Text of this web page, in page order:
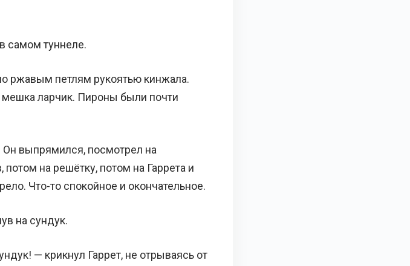
самом туннеле.
ржавым петлям рукоятью кинжала.
мешка ларчик. Пироны были почти
Он выпрямился, посмотрел на
на решётку, потом на Гаррета и
Что-то спокойное и окончательное.
на сундук.
— крикнул Гаррет, не отрываясь от